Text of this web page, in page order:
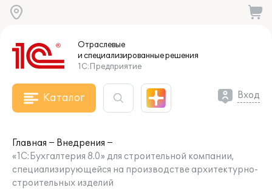
Отраслевые
и специализированныерешения
1С:Предприятие
Каталог Вход
Главная
Внедрения
«1С:Бухгалтерия 8.0» для строительной компании,
специализирующейся на производстве архитектурно-
строительных изделий